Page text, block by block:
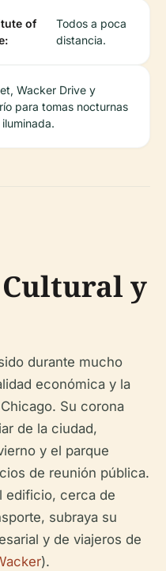
of
Todos a poca
distancia.
Wacker Drive y
para tomas nocturnas
y
durante mucho
económica y la
Su corona
de la ciudad,
y el parque
de reunión pública.
edificio, cerca de
subraya su
y de viajeros de
).